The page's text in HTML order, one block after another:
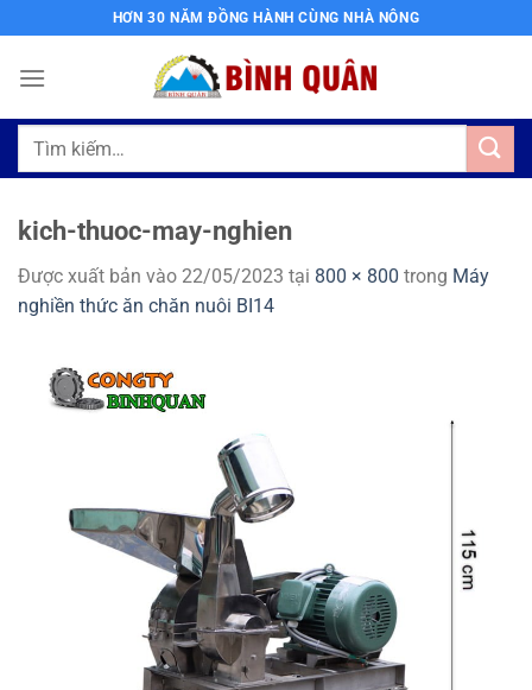
qua
nội
HƠN 30 NĂM ĐỒNG HÀNH CÙNG NHÀ NÔNG
Tìm
kich-thuoc-may-nghien
Được xuất bản vào 22/05/2023 tại 800 × 800 trong Máy
nghiền thức ăn chăn nuôi BI14